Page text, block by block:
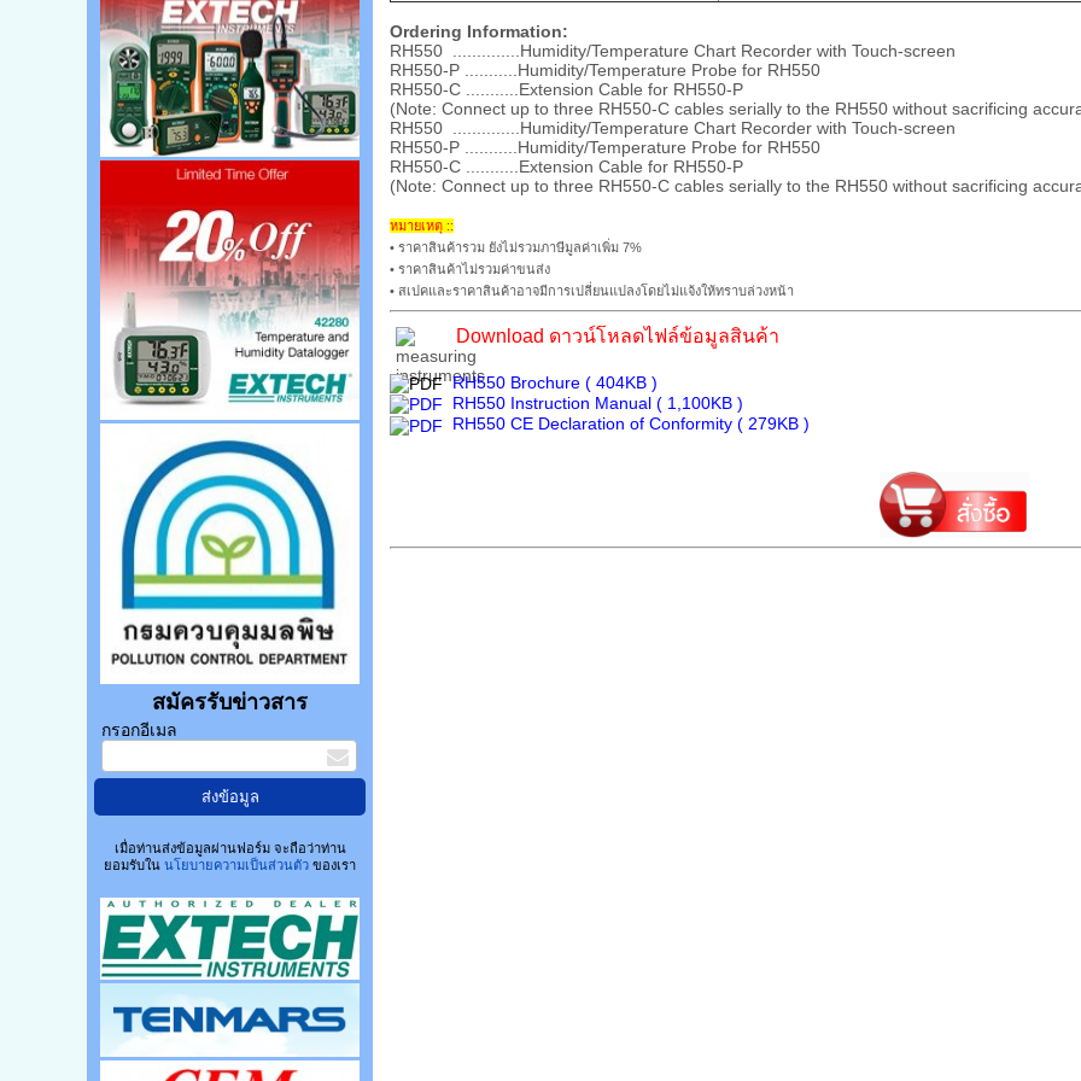
สมัครรับข่าวสาร
กรอกอีเมล
เมื่อท่านส่งข้อมูลผ่านฟอร์ม จะถือว่าท่าน
ยอมรับใน นโยบายความเป็นส่วนตัวของเรา
Ordering Information:
RH550 ..............Humidity/Temperature Chart Recorder with Touch-screen
RH550-P ...........Humidity/Temperature Probe for RH550
RH550-C ...........Extension Cable for RH550-P
(Note: Connect up to three RH550-C cables serially to the RH550 without sacrificing
RH550 ..............Humidity/Temperature Chart Recorder with Touch-screen
RH550-P ...........Humidity/Temperature Probe for RH550
RH550-C ...........Extension Cable for RH550-P
(Note: Connect up to three RH550-C cables serially to the RH550 without sacrificing
หมายเหตุ ::
• ราคาสินค้ารวม ยังไม่รวมภาษีมูลค่าเพิ่ม 7%
• ราคาสินค้าไม่รวมค่าขนส่ง
• สเปคและราคาสินค้าอาจมีการเปลี่ยนแปลงโดยไม่แจ้งให้ทราบล่วงหน้า
Download ดาวน์โหลดไฟล์ข้อมูลสินค้า
RH550 Brochure ( 404KB )
RH550 Instruction Manual ( 1,100KB )
RH550 CE Declaration of Conformity ( 279KB )